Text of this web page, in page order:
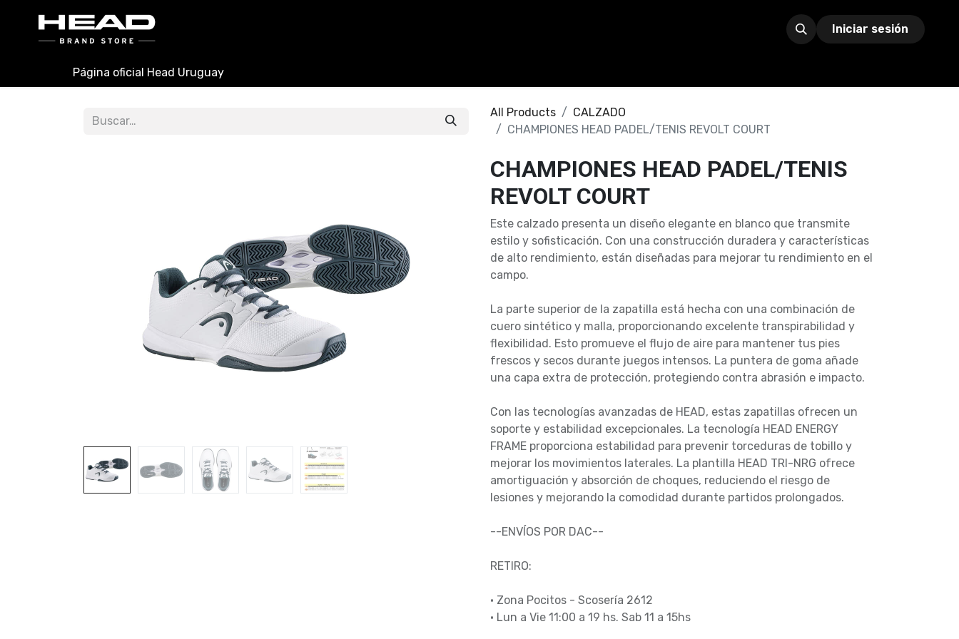
Iniciar sesión
Página oficial Head Uruguay
All Products
CALZADO
CHAMPIONES HEAD PADEL/TENIS REVOLT COURT
CHAMPIONES HEAD PADEL/TENIS
REVOLT COURT
Este calzado presenta un diseño elegante en blanco que transmite
estilo y sofisticación. Con una construcción duradera y características
de alto rendimiento, están diseñadas para mejorar tu rendimiento en el
campo.
La parte superior de la zapatilla está hecha con una combinación de
cuero sintético y malla, proporcionando excelente transpirabilidad y
flexibilidad. Esto promueve el flujo de aire para mantener tus pies
frescos y secos durante juegos intensos. La puntera de goma añade
una capa extra de protección, protegiendo contra abrasión e impacto.
Con las tecnologías avanzadas de HEAD, estas zapatillas ofrecen un
soporte y estabilidad excepcionales. La tecnología HEAD ENERGY
FRAME proporciona estabilidad para prevenir torceduras de tobillo y
mejorar los movimientos laterales. La plantilla HEAD TRI-NRG ofrece
amortiguación y absorción de choques, reduciendo el riesgo de
lesiones y mejorando la comodidad durante partidos prolongados.
--ENVÍOS POR DAC--
RETIRO:
• Zona Pocitos - Scosería 2612
• Lun a Vie 11:00 a 19 hs. Sab 11 a 15hs